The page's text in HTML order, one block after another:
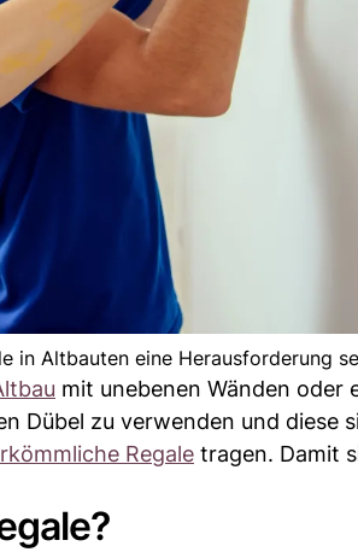
in Altbauten eine Herausforderung
mit unebenen Wänden oder
Dübel zu verwenden und diese
Regale tragen. Damit